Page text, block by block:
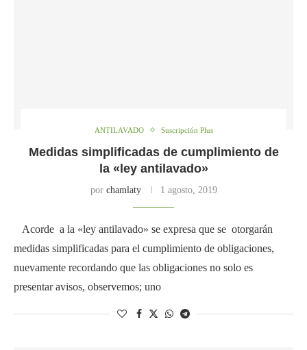
ANTILAVADO Suscripción Plus
Medidas simplificadas de cumplimiento de
la «ley antilavado»
por chamlaty 1 agosto, 2019
Acorde a la «ley antilavado» se expresa que se otorgarán
medidas simplificadas para el cumplimiento de obligaciones,
nuevamente recordando que las obligaciones no solo es
presentar avisos, observemos; uno